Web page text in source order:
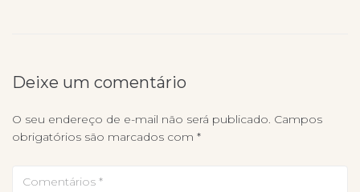
Deixe um comentário
O seu endereço de e-mail não será publicado. Campos
obrigatórios são marcados com *